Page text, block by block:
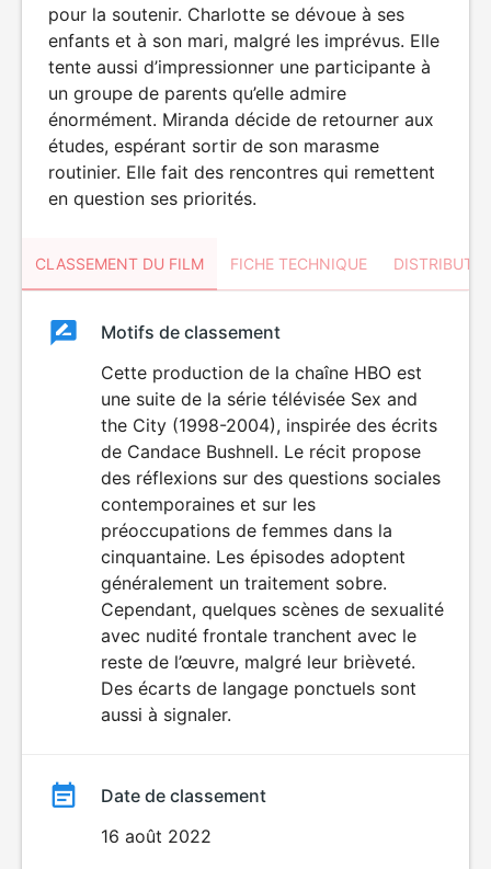
pour la soutenir. Charlotte se dévoue à ses
enfants et à son mari, malgré les imprévus. Elle
tente aussi d’impressionner une participante à
un groupe de parents qu’elle admire
énormément. Miranda décide de retourner aux
études, espérant sortir de son marasme
routinier. Elle fait des rencontres qui remettent
en question ses priorités.
CLASSEMENT DU FILM FICHE TECHNIQUE
ClassementClassement
Motifs de classement
Cette production de la chaîne HBO est
une suite de la série télévisée Sex and
the City (1998-2004), inspirée des écrits
de Candace Bushnell. Le récit propose
des réflexions sur des questions sociales
contemporaines et sur les
préoccupations de femmes dans la
cinquantaine. Les épisodes adoptent
généralement un traitement sobre.
Cependant, quelques scènes de sexualité
avec nudité frontale tranchent avec le
reste de l’œuvre, malgré leur brièveté.
Des écarts de langage ponctuels sont
aussi à signaler.
Date de classement
16 août 2022